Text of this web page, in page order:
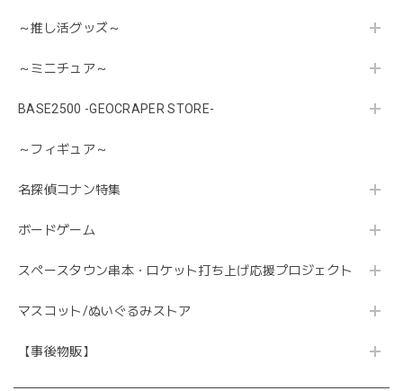
～推し活グッズ～
～ミニチュア～
BASE2500 -GEOCRAPER STORE-
～フィギュア～
名探偵コナン特集
ボードゲーム
スペースタウン串本・ロケット打ち上げ応援プロジェクト
マスコット/ぬいぐるみストア
【事後物販】